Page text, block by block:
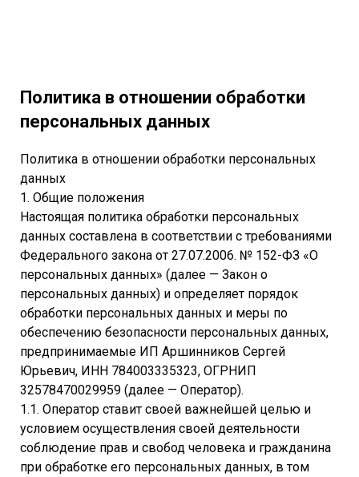
Политика в отношении обработки
персональных данных
Политика в отношении обработки персональных
данных
1. Общие положения
Настоящая политика обработки персональных
данных составлена в соответствии с требованиями
Федерального закона от 27.07.2006. № 152-ФЗ «О
персональных данных» (далее — Закон о
персональных данных) и определяет порядок
обработки персональных данных и меры по
обеспечению безопасности персональных данных,
предпринимаемые ИП Аршинников Сергей
Юрьевич, ИНН 784003335323, ОГРНИП
32578470029959 (далее — Оператор).
1.1. Оператор ставит своей важнейшей целью и
условием осуществления своей деятельности
соблюдение прав и свобод человека и гражданина
при обработке его персональных данных, в том